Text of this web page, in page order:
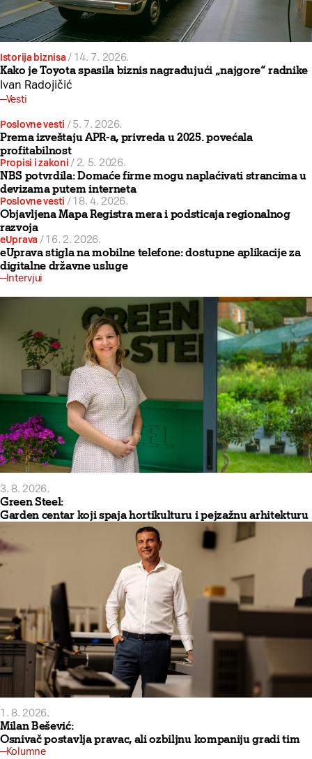
Istorija biznisa / 14. 7. 2026.
Kako je Toyota spasila biznis nagrađujući „najgore“ radnike
Ivan Radojičić
Vesti
Poslovne vesti /5. 7. 2026.
Prema izveštaju APR-a, privreda u 2025. povećala
profitabilnost
Propisi i zakoni / 2. 5. 2026.
NBS potvrdila: Domaće firme mogu naplaćivati strancima u
devizama putem interneta
Poslovne vesti /18. 4. 2026.
Objavljena Mapa Registra mera i podsticaja regionalnog
razvoja
eUprava /16. 2. 2026.
eUprava stigla na mobilne telefone: dostupne aplikacije za
digitalne državne usluge
Intervjui
3. 8. 2026.
Green Steel:
Garden centar koji spaja hortikulturu i pejzažnu arhitekturu
1. 8. 2026.
Milan Bešević:
Osnivač postavlja pravac, ali ozbiljnu kompaniju gradi tim
Kolumne